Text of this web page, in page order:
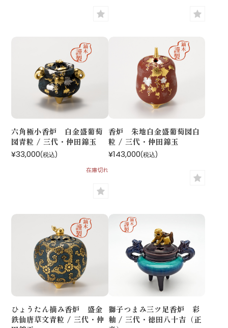
六角極小香炉 白金盛葡萄
図青粒 / 三代・仲田錦玉
¥33,000(税込)
在庫切れ
香炉 朱地白金盛葡萄図白
粒 / 三代・仲田錦玉
¥143,000(税込)
ひょうたん摘み香炉 盛金
鉄仙唐草文青粒 / 三代・仲
獅子つまみ三ツ足香炉 彩
釉 / 三代・徳田八十吉（正